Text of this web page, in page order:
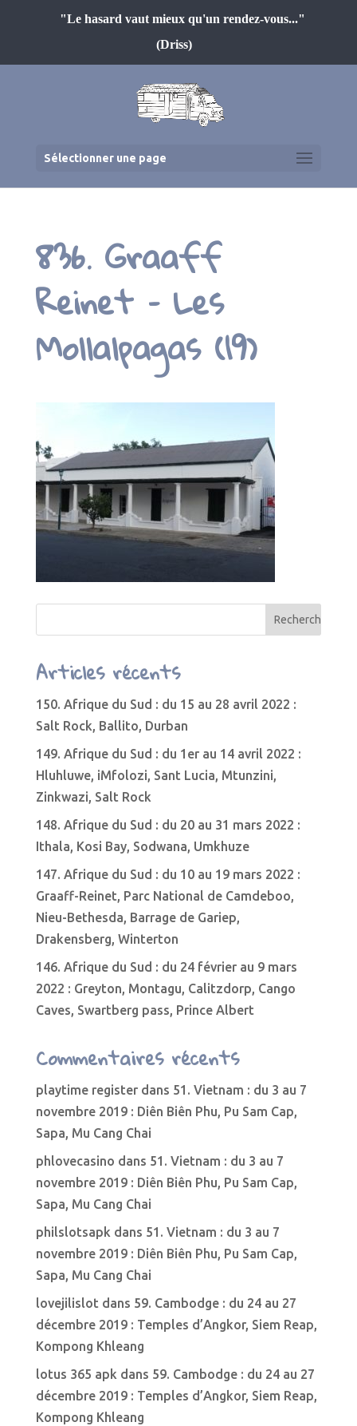
"Le hasard vaut mieux qu'un rendez-vous..."
(Driss)
Sélectionner une page
836. Graaff
Reinet – Les
Mollalpagas (19)
Articles récents
150. Afrique du Sud : du 15 au 28 avril 2022 :
Salt Rock, Ballito, Durban
149. Afrique du Sud : du 1er au 14 avril 2022 :
Hluhluwe, iMfolozi, Sant Lucia, Mtunzini,
Zinkwazi, Salt Rock
148. Afrique du Sud : du 20 au 31 mars 2022 :
Ithala, Kosi Bay, Sodwana, Umkhuze
147. Afrique du Sud : du 10 au 19 mars 2022 :
Graaff-Reinet, Parc National de Camdeboo,
Nieu-Bethesda, Barrage de Gariep,
Drakensberg, Winterton
146. Afrique du Sud : du 24 février au 9 mars
2022 : Greyton, Montagu, Calitzdorp, Cango
Caves, Swartberg pass, Prince Albert
Commentaires récents
playtime registerdans 51. Vietnam : du 3 au 7
novembre 2019 : Diên Biên Phu, Pu Sam Cap,
Sapa, Mu Cang Chai
phlovecasino dans 51. Vietnam : du 3 au 7
novembre 2019 : Diên Biên Phu, Pu Sam Cap,
Sapa, Mu Cang Chai
philslotsapk dans 51. Vietnam : du 3 au 7
novembre 2019 : Diên Biên Phu, Pu Sam Cap,
Sapa, Mu Cang Chai
lovejilislot dans 59. Cambodge : du 24 au 27
décembre 2019 : Temples d’Angkor, Siem Reap,
Kompong Khleang
lotus 365 apk dans 59. Cambodge : du 24 au 27
décembre 2019 : Temples d’Angkor, Siem Reap,
Kompong Khleang